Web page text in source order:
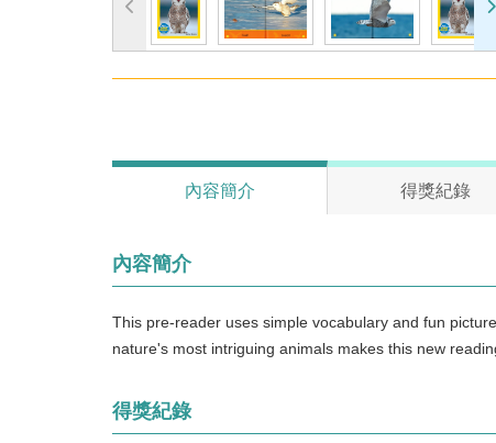
內容簡介 得獎紀錄
內容簡介
This pre-reader uses simple vocabulary and fun
nature's most intriguing animals makes this new
得獎紀錄